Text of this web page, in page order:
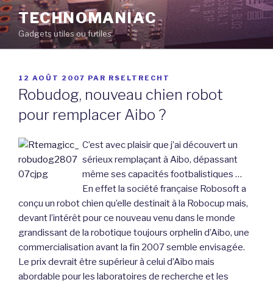
Aller
au
contenu
principal
TECHNOMANIAC
Gadgets utiles ou futiles
PUBLIÉ
LE
12 AOÛT 2007 PAR RSELTRECHT
Robudog, nouveau chien robot
pour remplacer Aibo ?
C’est avec plaisir que j’ai découvert un
sérieux remplaçant à Aibo, dépassant
même ses capacités footbalistiques …
En effet la société française Robosoft a
conçu un robot chien qu’elle destinait à la Robocup mais,
devant l’intérêt pour ce nouveau venu dans le monde
grandissant de la robotique toujours orphelin d’Aibo, une
commercialisation avant la fin 2007 semble envisagée.
Le prix devrait être supérieur à celui d’Aibo mais
abordable pour les laboratoires de recherche et les